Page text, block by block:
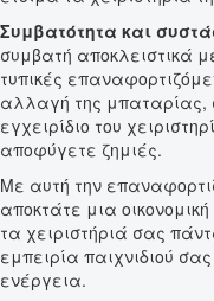
Συμβατότητα και
συμβατή αποκλειστικά
τυπικές
αλλαγή της μπαταρίας,
εγχειρίδιο του
αποφύγετε ζημιές.
Με αυτή την
αποκτάτε μια
τα χειριστήριά σας
εμπειρία παιχνιδιού
ενέργεια.